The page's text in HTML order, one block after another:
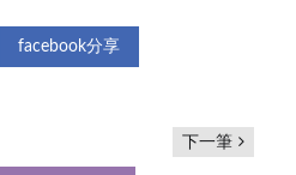
facebook分享
下一筆